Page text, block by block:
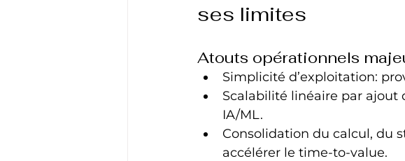
ses limites
Atouts opérationnels
Simplicité d’exploitation:
Scalabilité linéaire par
IA/ML.
Consolidation du calcul, du
accélérer le time-to-value.